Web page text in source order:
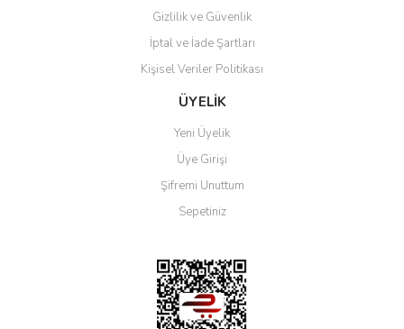
Gizlilik ve Güvenlik
İptal ve İade Şartları
Kişisel Veriler Politikası
ÜYELİK
Yeni Üyelik
Üye Girişi
Şifremi Unuttum
Sepetiniz